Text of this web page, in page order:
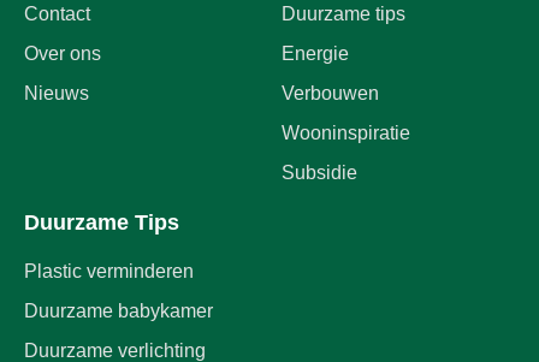
Contact
Over ons
Nieuws
Duurzame tips
Energie
Verbouwen
Wooninspiratie
Subsidie
Duurzame Tips
Plastic verminderen
Duurzame babykamer
Duurzame verlichting